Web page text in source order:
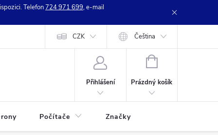
Telefon724 971 699, e-mail
Kontakty Hodnocení obchodu
CZK Čeština
Přihlášení
NÁKUPNÍ
Prázdný košík
Počítače Značky